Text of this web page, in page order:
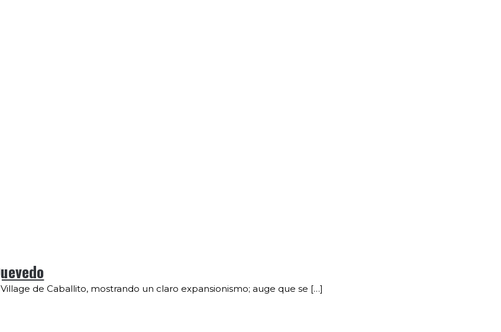
de Caballito, mostrando un claro expansionismo; auge que se […]